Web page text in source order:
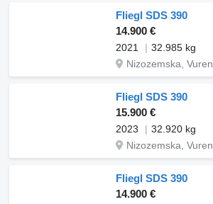
Fliegl SDS 390
14.900 €
2021
32.985 kg
Nizozemska, Vuren
Fliegl SDS 390
15.900 €
2023
32.920 kg
Nizozemska, Vuren
Fliegl SDS 390
14.900 €